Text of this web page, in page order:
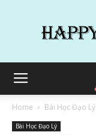
Home Bài Học Đạo Lý
Bài Học Đạo Lý